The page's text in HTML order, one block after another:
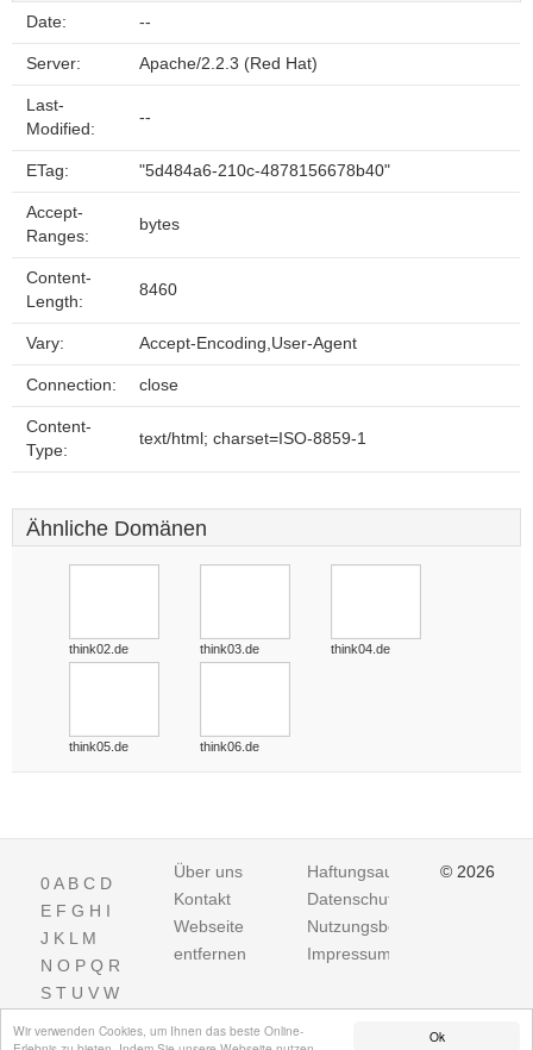
Ok
Wir verwenden Cookies, um Ihnen das beste Online-
Date: --
Server: Apache/2.2.3 (Red Hat)
Last-
Modified:
--
ETag: "5d484a6-210c-4878156678b40"
Accept-
Ranges:
bytes
Content-
Length:
8460
Vary: Accept-Encoding,User-Agent
Connection: close
Content-
Type:
text/html; charset=ISO-8859-1
Ähnliche Domänen
think02.de think03.de think04.de
think05.de think06.de
0A B C D
E F G H I
J K L M
N O P Q R
S T U V W
Über uns
Kontakt
Webseite
entfernen
Haftungsausschluss
Datenschutz
Nutzungsbedingungen
Impressum
© 2026